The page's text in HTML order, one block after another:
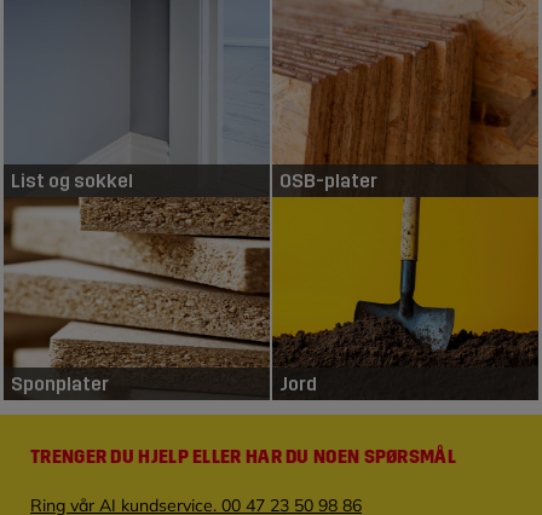
List og sokkel OSB-plater
Sponplater Jord
TRENGER DU HJELP ELLER HAR DU NOEN SPØRSMÅL
Ring vår AI kundservice. 00 47 23 50 98 86